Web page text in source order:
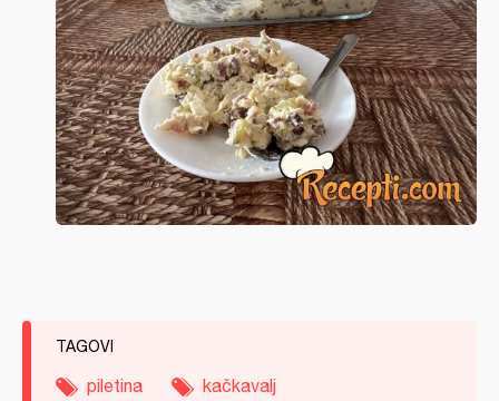
TAGOVI
piletina kačkavalj